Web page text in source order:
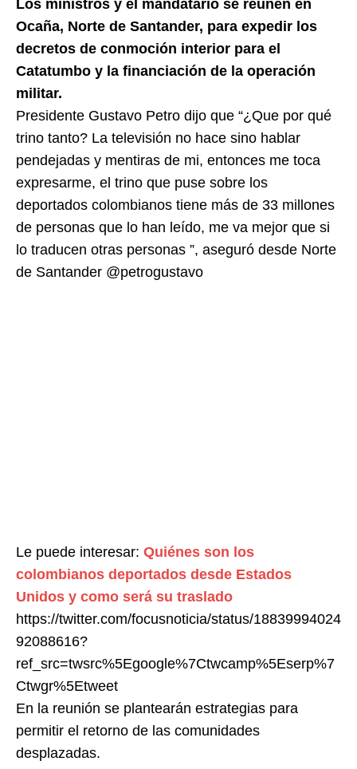
Los ministros y el mandatario se reunen en
Ocaña, Norte de Santander, para expedir los
decretos de conmoción interior para el
Catatumbo y la financiación de la operación
militar.
Presidente Gustavo Petro dijo que “¿Que por qué
trino tanto? La televisión no hace sino hablar
pendejadas y mentiras de mi, entonces me toca
expresarme, el trino que puse sobre los
deportados colombianos tiene más de 33 millones
de personas que lo han leído, me va mejor que si
lo traducen otras personas ”, aseguró desde Norte
de Santander @petrogustavo
Le puede interesar: Quiénes son los
colombianos deportados desde Estados
Unidos y como será su traslado
https://twitter.com/focusnoticia/status/18839994024
92088616?
ref_src=twsrc%5Egoogle%7Ctwcamp%5Eserp%7
Ctwgr%5Etweet
En la reunión se plantearán estrategias para
permitir el retorno de las comunidades
desplazadas.